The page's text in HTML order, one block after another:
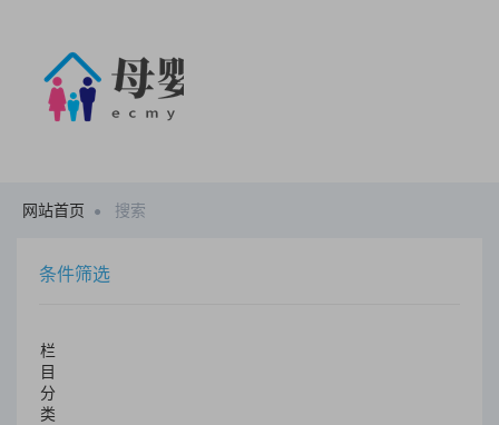
网站首页 搜索
条件筛选
栏
目
分
类